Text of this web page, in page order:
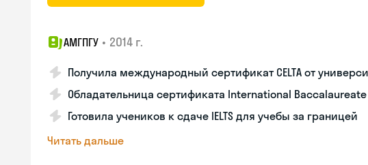
АМГПГУ • 2014 г.
Получила международный сертификат CELTA от
Обладательница сертификата International
Готовила учеников к сдаче IELTS для учебы за границей
Читать дальше